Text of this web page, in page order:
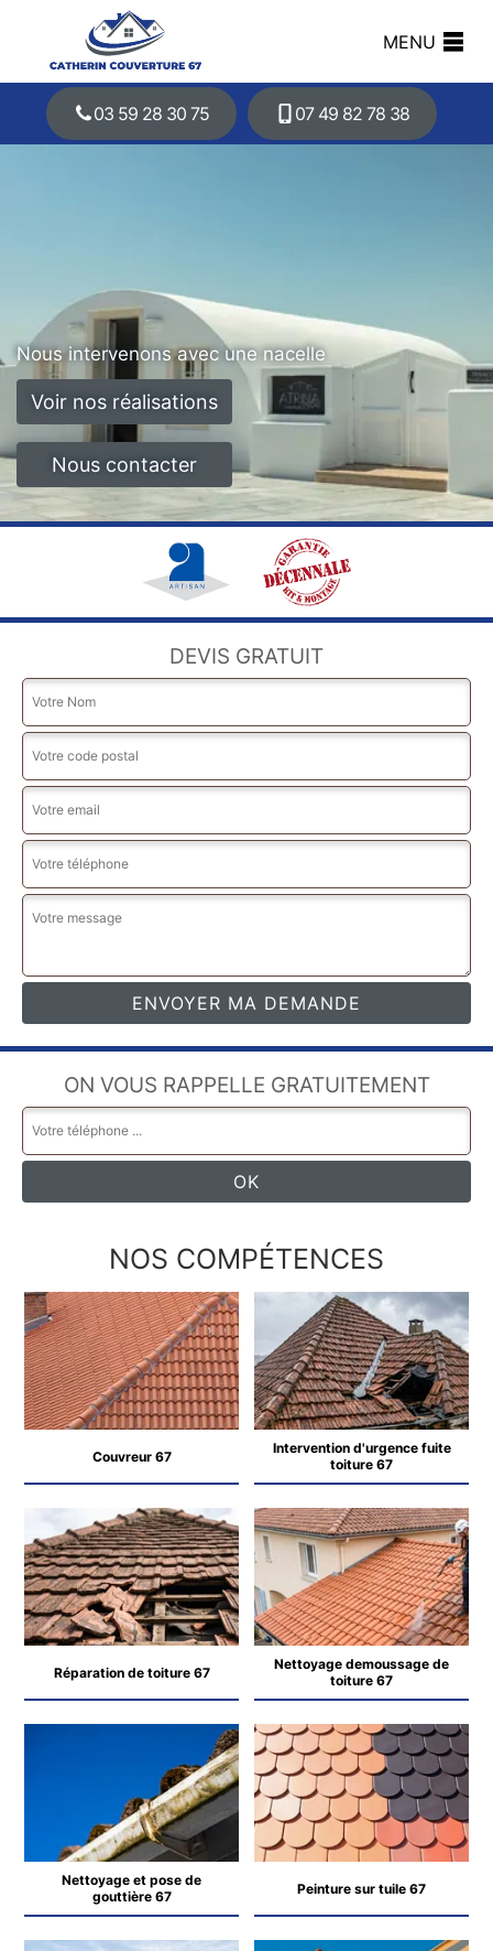
MENU
03 59 28 30 75 07 49 82 78 38
Nous intervenons avec une nacelle
Voir nos réalisations
Nous contacter
DEVIS GRATUIT
ON VOUS RAPPELLE GRATUITEMENT
NOS COMPÉTENCES
Couvreur 67
Intervention d'urgence fuite
toiture 67
Réparation de toiture 67
Nettoyage demoussage de
toiture 67
Nettoyage et pose de
gouttière 67
Peinture sur tuile 67